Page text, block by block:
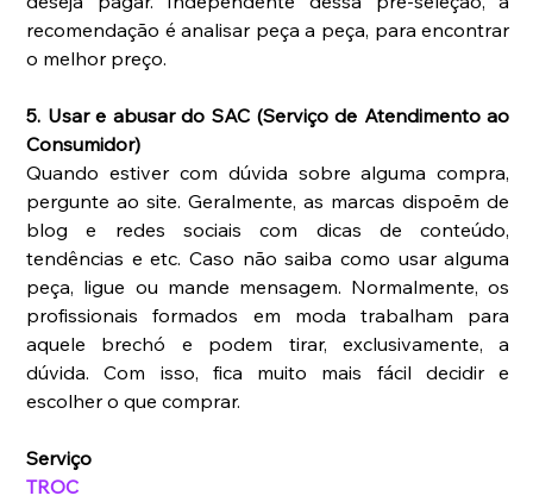
recomendação é analisar peça a peça, para encontrar
o melhor preço.
5. Usar e abusar do SAC (Serviço de Atendimento ao
Consumidor)
Quando estiver com dúvida sobre alguma compra,
pergunte ao site. Geralmente, as marcas dispoẽm de
blog e redes sociais com dicas de conteúdo,
tendências e etc. Caso não saiba como usar alguma
peça, ligue ou mande mensagem. Normalmente, os
profissionais formados em moda trabalham para
aquele brechó e podem tirar, exclusivamente, a
dúvida. Com isso, fica muito mais fácil decidir e
escolher o que comprar.
Serviço
TROC